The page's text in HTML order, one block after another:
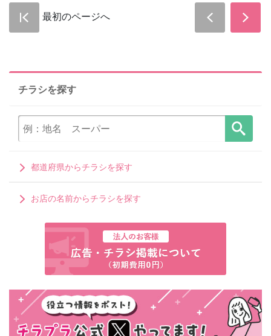
最初のページへ
チラシを探す
都道府県からチラシを探す
お店の名前からチラシを探す